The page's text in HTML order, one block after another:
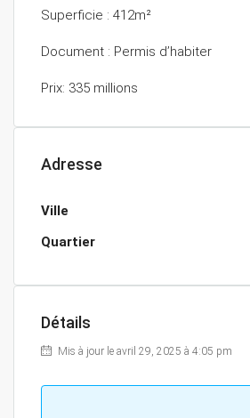
Superficie : 412m²
Document : Permis d’habiter
Prix: 335 millions
Adresse
Ville
Quartier
Détails
Mis à jour le avril 29, 2025 à 4:05 pm